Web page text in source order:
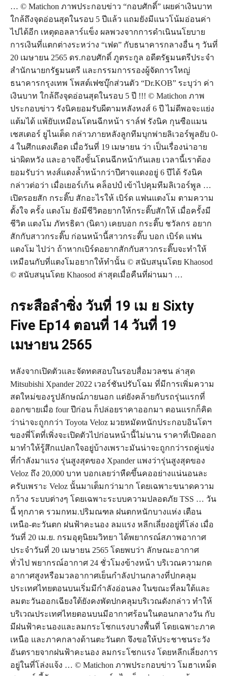
… © Matichon ภาพประกอบข่าว “กอบศักดิ์” เผยค่าเงินบาท
ใกล้ถึงจุดอ่อนสุดในรอบ 5 ปีแล้ว แถมยังมีแนวโน้มอ่อนค่า
ไปได้อีก เหตุดอลลาร์แข็ง ผลพวงจากการดำเนินนโยบาย
การเงินที่แตกต่างระหว่าง “เฟด” กับธนาคารกลางอื่น ๆ วันที่
20 เมษายน 2565 ดร.กอบศักดิ์ ภูตระกูล อดีตรัฐมนตรีประจำ
สำนักนายกรัฐมนตรี และกรรมการรองผู้จัดการใหญ่
ธนาคารกรุงเทพ โพสต์เฟซบุ๊กส่วนตัว “Dr.KOB” ระบุว่า ค่า
เงินบาท ใกล้ถึงจุดอ่อนสุดในรอบ 5 ปี !!! © Matichon ภาพ
ประกอบข่าว รังนิคยอมรับผีตามหลังหงส์ 6 ปี ไม่ดีพอจะแย่ง
แต้มได้ แพ้ยับเหมือนโดนฉีกหน้า ราล์ฟ รังนิค กุนซือแมน
เชสเตอร์ ยูไนเต็ด กล่าวภายหลังลูกทีมบุกพ่ายลิเวอร์พูลยับ 0-
4 ในศึกแดงเดือด เมื่อวันที่ 19 เมษายน ว่า เป็นเรื่องน่าอาย
น่าผิดหวัง และอาจถึงขั้นโดนฉีกหน้ากันเลย เวลานี้เราต้อง
ยอมรับว่า หงส์แดงล้ำหน้ากว่าปีศาจแดงอยู่ 6 ปีได้ รังนิค
กล่าวต่อว่า เมื่อเยอร์เก้น คล็อปป์ เข้าไปคุมทีมลิเวอร์พูล …
เปิดรอยสัก กระติ๊บ สักอะไรให้ เบิร์ด แฟนแตงโม ตามความ
ตั้งใจ ครั้ง แตงโม ยังมีชีวิตอยากให้กระติ๊บสักให้ เมื่อครั้งมี
ชีวิต แตงโม ภัทรธิดา (นิดา) เคยบอก กระติ๊บ ชวัลกร อยาก
สักกับสาวกระติ๊บ ก่อนหน้านี้สาวกระติ๊บ บอก เบิร์ด แฟน
แตงโม ไปว่า ถ้าหากเบิร์ดอยากสักกับสาวกระติ๊บจะทำให้
เหมือนกับที่แตงโมอยากให้ทำนั้น © สนับสนุนโดย Khaosod
© สนับสนุนโดย Khaosod ล่าสุดเมื่อคืนที่ผ่านมา …
กระสือลำซิ่ง วันที่ 19 เม ย Sixty
Five Ep14 ตอนที่ 14 วันที่ 19
เมษายน 2565
หลังจากเปิดตัวและจัดทดสอบในรอบสื่อมวลชน ล่าสุด
Mitsubishi Xpander 2022 เวอร์ชันปรับโฉม ที่มีการเพิ่มความ
สดใหม่ของรูปลักษณ์ภายนอก แต่ยังคล้ายกับรถรุ่นแรกที่
ออกขายเมื่อ four ปีก่อน ก็ปล่อยราคาออกมา ตอนแรกก็คิด
ว่าน่าจะถูกกว่า Toyota Veloz มวยหมัดหนักประกอบอินโดฯ
ของพี่โตที่เพิ่งจะเปิดตัวไปก่อนหน้านี้ไม่นาน ราคาที่เปิดออก
มาทำให้รู้สึกแปลกใจอยู่บ้างเพราะมันน่าจะถูกกว่ารถคู่แข่ง
ที่กำลังมาแรง รุ่นสูงสุดของ Xpander แพงว่ารุ่นสูงสุดของ
Veloz ถึง 20,000 บาท บอกเลยว่าหืดขึ้นคออย่างแน่นอนละ
ครับเพราะ Veloz นั้นมาเต็มกว่ามาก โดยเฉพาะขนาดความ
กว้าง ระบบต่างๆ โดยเฉพาะระบบความปลอดภัย TSS … วัน
นี้ ทุกภาค รวมกทม.ปริมณฑล ฝนตกหนักบางแห่ง เตือน
เหนือ-ตะวันตก ฝนฟ้าคะนอง ลมแรง หลีกเลี่ยงอยู่ที่โล่ง เมื่อ
วันที่ 20 เม.ย. กรมอุตุนิยมวิทยา ได้พยากรณ์สภาพอากาศ
ประจำวันที่ 20 เมษายน 2565 โดยพบว่า ลักษณะอากาศ
ทั่วไป พยากรณ์อากาศ 24 ชั่วโมงข้างหน้า บริเวณความกด
อากาศสูงหรือมวลอากาศเย็นกำลังปานกลางที่ปกคลุม
ประเทศไทยตอนบนเริ่มมีกำลังอ่อนลง ในขณะที่ลมใต้และ
ลมตะวันออกเฉียงใต้ยังคงพัดปกคลุมบริเวณดังกล่าว ทำให้
บริเวณประเทศไทยตอนบนมีอากาศร้อนในตอนกลางวัน กับ
มีฝนฟ้าคะนองและลมกระโชกแรงบางพื้นที่ โดยเฉพาะภาค
เหนือ และภาคกลางด้านตะวันตก จึงขอให้ประชาชนระวัง
อันตรายจากฝนฟ้าคะนอง ลมกระโชกแรง โดยหลีกเลี่ยงการ
อยู่ในที่โล่งแจ้ง … © Matichon ภาพประกอบข่าว โมฮาเหม็ด